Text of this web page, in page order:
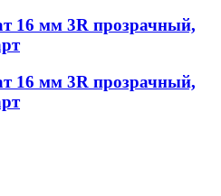
16 мм 3R прозрачный,
16 мм 3R прозрачный,